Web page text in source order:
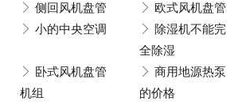
侧回风机盘管
欧式风机盘管
小的中央空调
除湿机不能完
全除湿
卧式风机盘管
机组
商用地源热泵
的价格